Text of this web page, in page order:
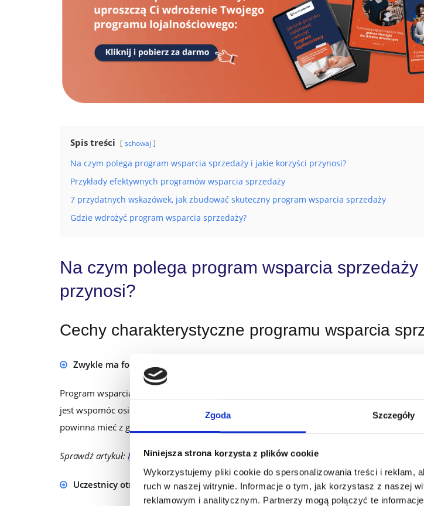
Zgoda Szczegóły
Niniejsza strona korzysta z plików cookie
Wykorzystujemy pliki cookie do spersonalizowania treści i reklam,
ruch w naszej witrynie. Informacje o tym, jak korzystasz z naszej
reklamowym i analitycznym. Partnerzy mogą połączyć te
Spis treści schowaj
Na czym polega program wsparcia sprzedaży i jakie korzyści przynosi?
Przykłady efektywnych programów wsparcia sprzedaży
7 przydatnych wskazówek, jak zbudować skuteczny program wsparcia sprzedaży
Gdzie wdrożyć program wsparcia sprzedaży?
Na czym polega program wsparcia sprzedaży
przynosi?
Cechy charakterystyczne programu wsparcia
Zwykle ma formę konkursu lub loterii o ograniczonym czasie trwania.
Program wsparcia sprzedaży to z założenia krótkoterminowa akcja z wartościowymi
jest wspomóc osiągnięcie konkretnych celów sprzedażowych firmy. Może być
powinna mieć z góry określony termin, zadania dla uczestników i nagrodę za ich realizację.
Sprawdź artykuł: Konkursy i loterie w programach lojalnościowych
Uczestnicy otrzymują konkretne plany zakupowe do zrealizowania.